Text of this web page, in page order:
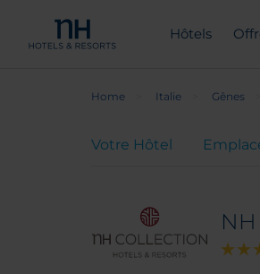
Hôtels
Home Italie Gênes
Votre Hôtel